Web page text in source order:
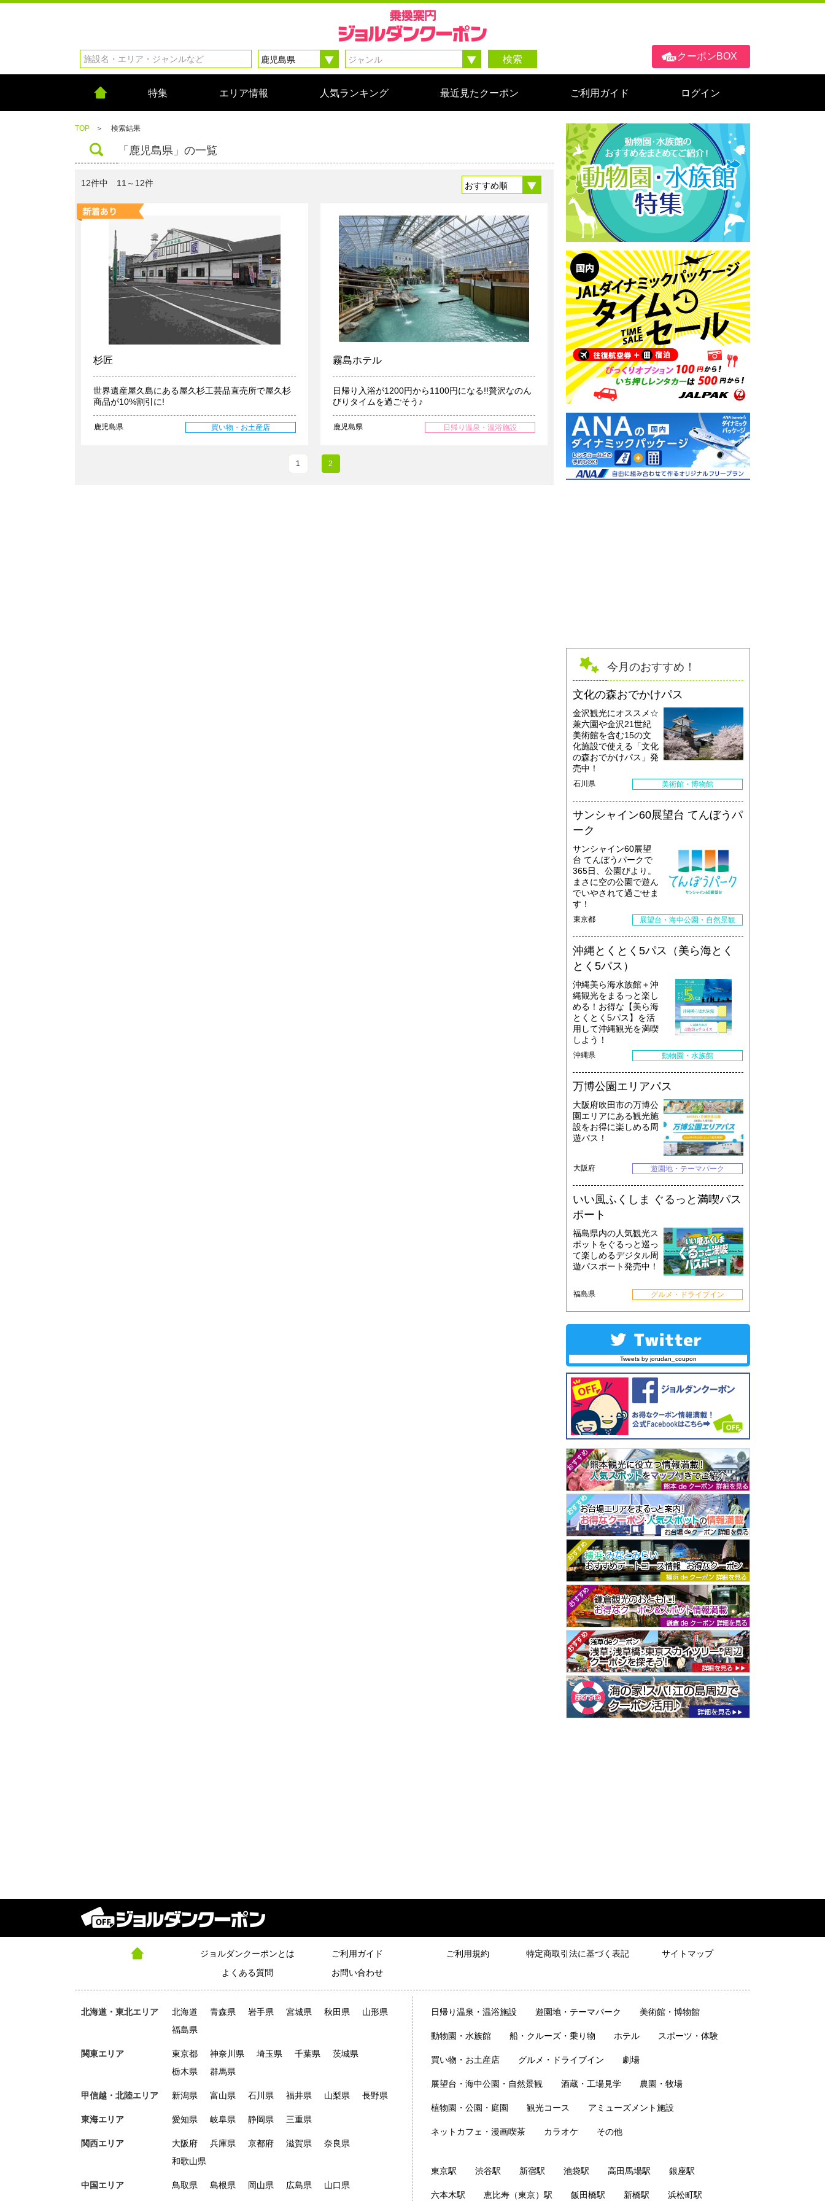
クーポンBOX
検索
特集 エリア情報 人気ランキング 最近見たクーポン ご利用ガイド ログイン
TOP ＞ 検索結果
「鹿児島県」の一覧
12件中 11～12件
杉匠
世界遺産屋久島にある屋久杉工芸品直売所で屋久杉
商品が10%割引に!
鹿児島県 買い物・お土産店
霧島ホテル
日帰り入浴が1200円から1100円になる!!贅沢なのん
びりタイムを過ごそう♪
鹿児島県 日帰り温泉・温浴施設
1 2
今月のおすすめ！
文化の森おでかけパス
金沢観光にオススメ☆
兼六園や金沢21世紀
美術館を含む15の文
化施設で使える「文化
の森おでかけパス」発
売中！
石川県 美術館・博物館
サンシャイン60展望台 てんぼうパ
ーク
サンシャイン60展望
台 てんぼうパークで
365日、公園びより。
まさに空の公園で遊ん
でいやされて過ごせま
す！
東京都 展望台・海中公園・自然景観
沖縄とくとく5パス（美ら海とく
とく5パス）
沖縄美ら海水族館＋沖
縄観光をまるっと楽し
める！お得な【美ら海
とくとく5パス】を活
用して沖縄観光を満喫
しよう！
沖縄県 動物園・水族館
万博公園エリアパス
大阪府吹田市の万博公
園エリアにある観光施
設をお得に楽しめる周
遊パス！
大阪府 遊園地・テーマパーク
いい風ふくしま ぐるっと満喫パス
ポート
福島県内の人気観光ス
ポットをぐるっと巡っ
て楽しめるデジタル周
遊パスポート発売中！
福島県 グルメ・ドライブイン
Tweets by jorudan_coupon
ジョルダンクーポンとは ご利用ガイド ご利用規約 特定商取引法に基づく表記
サイトマップ
よくある質問
お問い合わせ
北海道・東北エリア 北海道 青森県 岩手県 宮城県 秋田県
山形県
福島県
関東エリア 東京都 神奈川県 埼玉県 千葉県
茨城県
栃木県
群馬県
甲信越・北陸エリア 新潟県 富山県 石川県 福井県 山梨県 長野県
東海エリア 愛知県 岐阜県 静岡県 三重県
関西エリア 大阪府 兵庫県 京都府 滋賀県
奈良県
和歌山県
中国エリア 鳥取県 島根県 岡山県 広島県 山口県
日帰り温泉・温浴施設 遊園地・テーマパーク 美術館・博物館
動物園・水族館 船・クルーズ・乗り物 ホテル スポーツ・体験
買い物・お土産店 グルメ・ドライブイン 劇場
展望台・海中公園・自然景観 酒蔵・工場見学 農園・牧場
植物園・公園・庭園 観光コース アミューズメント施設
ネットカフェ・漫画喫茶 カラオケ その他
東京駅 渋谷駅 新宿駅 池袋駅 高田馬場駅 銀座駅
六本木駅 恵比寿（東京）駅 飯田橋駅 新橋駅 浜松町駅